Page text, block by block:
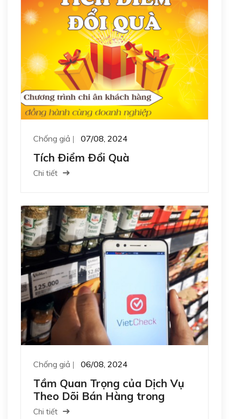
Chống giả 07/08, 2024
Tích Điểm Đổi Quà
Chi tiết
Chống giả 06/08, 2024
Tầm Quan Trọng của Dịch Vụ
Theo Dõi Bán Hàng trong
Ngành Công Nghiệp T...
Chi tiết